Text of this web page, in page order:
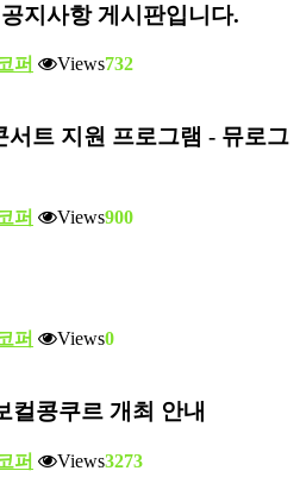
지사항 게시판입니다.
퍼 Views732
서트 지원 프로그램 - 뮤로그
퍼 Views900
퍼 Views0
컬콩쿠르 개최 안내
퍼 Views3273